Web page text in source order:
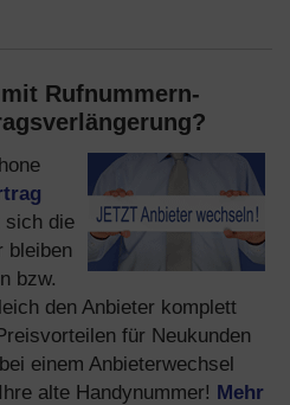
mit Rufnummern-
sich die
bleiben
bzw.
den Anbieter komplett
für Neukunden
einem Anbieterwechsel
alte Handynummer! Mehr